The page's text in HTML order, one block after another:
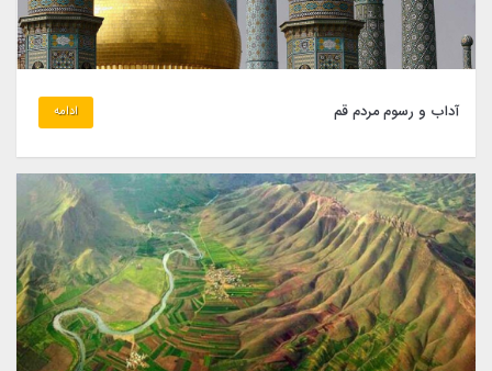
آداب و رسوم مردم قم ادامه